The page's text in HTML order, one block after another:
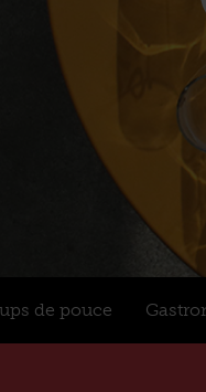
de pouce